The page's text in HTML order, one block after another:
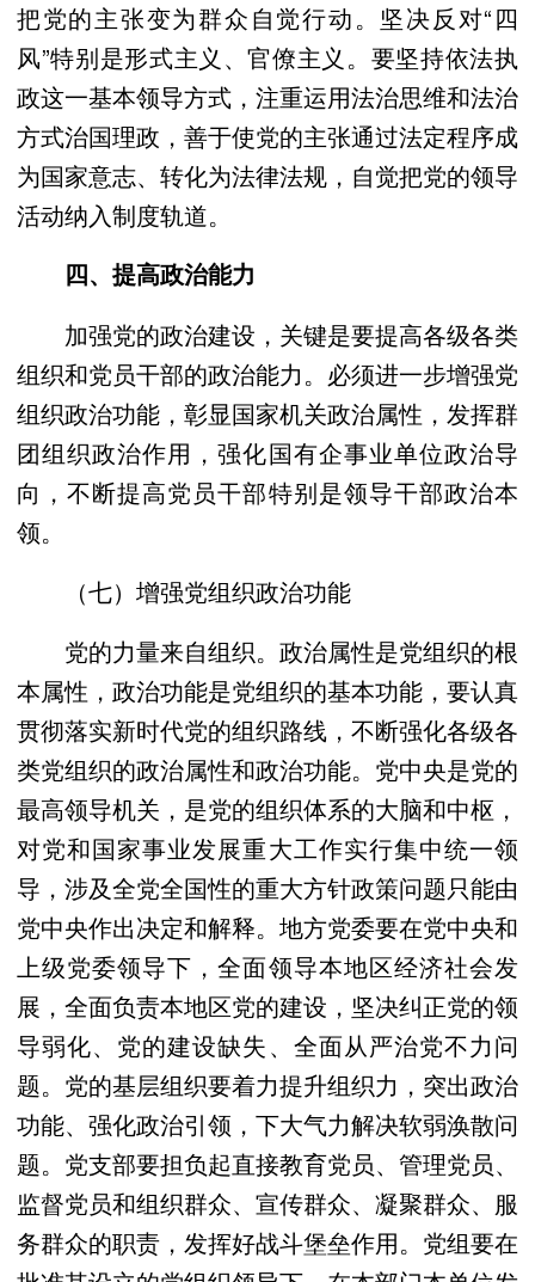
把党的主张变为群众自觉行动。坚决反对“四
风”特别是形式主义、官僚主义。要坚持依法执
政这一基本领导方式，注重运用法治思维和法治
方式治国理政，善于使党的主张通过法定程序成
为国家意志、转化为法律法规，自觉把党的领导
活动纳入制度轨道。
四、提高政治能力
加强党的政治建设，关键是要提高各级各类
组织和党员干部的政治能力。必须进一步增强党
组织政治功能，彰显国家机关政治属性，发挥群
团组织政治作用，强化国有企事业单位政治导
向，不断提高党员干部特别是领导干部政治本
领。
（七）增强党组织政治功能
党的力量来自组织。政治属性是党组织的根
本属性，政治功能是党组织的基本功能，要认真
贯彻落实新时代党的组织路线，不断强化各级各
类党组织的政治属性和政治功能。党中央是党的
最高领导机关，是党的组织体系的大脑和中枢，
对党和国家事业发展重大工作实行集中统一领
导，涉及全党全国性的重大方针政策问题只能由
党中央作出决定和解释。地方党委要在党中央和
上级党委领导下，全面领导本地区经济社会发
展，全面负责本地区党的建设，坚决纠正党的领
导弱化、党的建设缺失、全面从严治党不力问
题。党的基层组织要着力提升组织力，突出政治
功能、强化政治引领，下大气力解决软弱涣散问
题。党支部要担负起直接教育党员、管理党员、
监督党员和组织群众、宣传群众、凝聚群众、服
务群众的职责，发挥好战斗堡垒作用。党组要在